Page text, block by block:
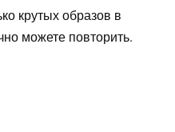
крутых образов в
можете повторить.